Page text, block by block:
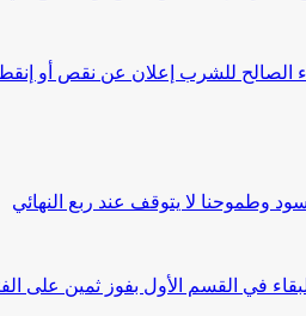
الصالح للشرب إعلان عن نقص أو
وطموحنا لا يتوقف عند ربع النهائي
في القسم الأول بفوز ثمين على